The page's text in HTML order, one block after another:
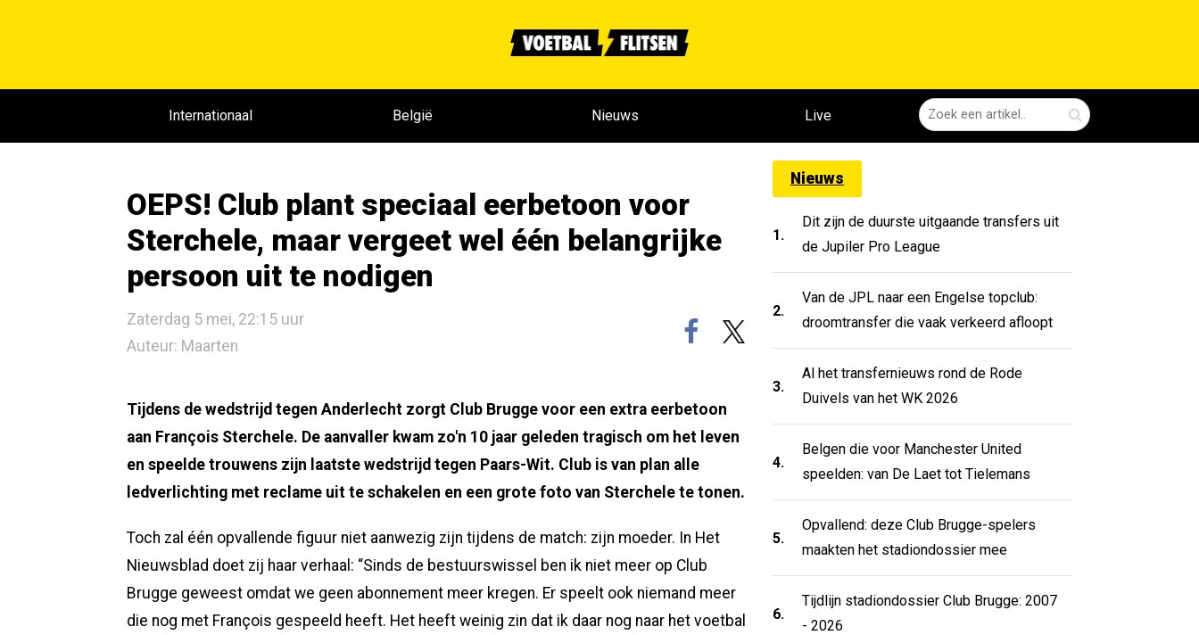
Internationaal België Nieuws Live
OEPS! Club plant speciaal eerbetoon voor
Sterchele, maar vergeet wel één belangrijke
persoon uit te nodigen
Zaterdag 5 mei, 22:15 uur
Auteur: Maarten
Tijdens de wedstrijd tegen Anderlecht zorgt Club Brugge voor een extra eerbetoon
aan François Sterchele. De aanvaller kwam zo'n 10 jaar geleden tragisch om het leven
en speelde trouwens zijn laatste wedstrijd tegen Paars-Wit. Club is van plan alle
ledverlichting met reclame uit te schakelen en een grote foto van Sterchele te tonen.
Toch zal één opvallende figuur niet aanwezig zijn tijdens de match: zijn moeder. In Het
Nieuwsblad doet zij haar verhaal: “Sinds de bestuurswissel ben ik niet meer op Club
Brugge geweest omdat we geen abonnement meer kregen. Er speelt ook niemand meer
die nog met François gespeeld heeft. Het heeft weinig zin dat ik daar nog naar het voetbal
Nieuws
1.
Dit zijn de duurste uitgaande transfers uit
de Jupiler Pro League
2.
Van de JPL naar een Engelse topclub:
droomtransfer die vaak verkeerd afloopt
3.
Al het transfernieuws rond de Rode
Duivels van het WK 2026
4.
Belgen die voor Manchester United
speelden: van De Laet tot Tielemans
5.
Opvallend: deze Club Brugge-spelers
maakten het stadiondossier mee
6.
Tijdlijn stadiondossier Club Brugge: 2007
- 2026